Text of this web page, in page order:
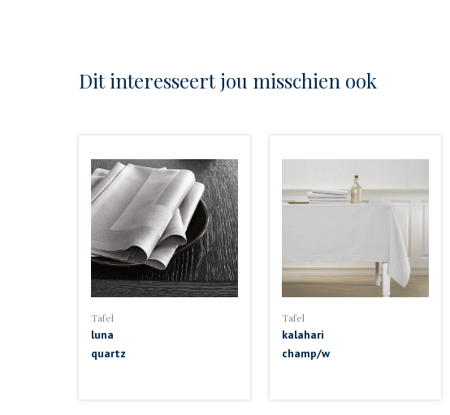
Dit interesseert jou misschien ook
Tafel
luna
quartz
Tafel
kalahari
champ/w